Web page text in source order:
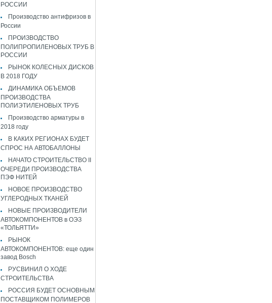
РОССИИ
Производство антифризов в
России
ПРОИЗВОДСТВО
ПОЛИПРОПИЛЕНОВЫХ ТРУБ В
РОССИИ
РЫНОК КОЛЕСНЫХ ДИСКОВ
В 2018 ГОДУ
ДИНАМИКА ОБЪЕМОВ
ПРОИЗВОДСТВА
ПОЛИЭТИЛЕНОВЫХ ТРУБ
Производство арматуры в
2018 году
В КАКИХ РЕГИОНАХ БУДЕТ
СПРОС НА АВТОБАЛЛОНЫ
НАЧАТО СТРОИТЕЛЬСТВО II
ОЧЕРЕДИ ПРОИЗВОДСТВА
ПЭФ НИТЕЙ
НОВОЕ ПРОИЗВОДСТВО
УГЛЕРОДНЫХ ТКАНЕЙ
НОВЫЕ ПРОИЗВОДИТЕЛИ
АВТОКОМПОНЕНТОВ в ОЭЗ
«ТОЛЬЯТТИ»
РЫНОК
АВТОКОМПОНЕНТОВ: еще один
завод Bosch
РУСВИНИЛ О ХОДЕ
СТРОИТЕЛЬСТВА
РОССИЯ БУДЕТ ОСНОВНЫМ
ПОСТАВЩИКОМ ПОЛИМЕРОВ